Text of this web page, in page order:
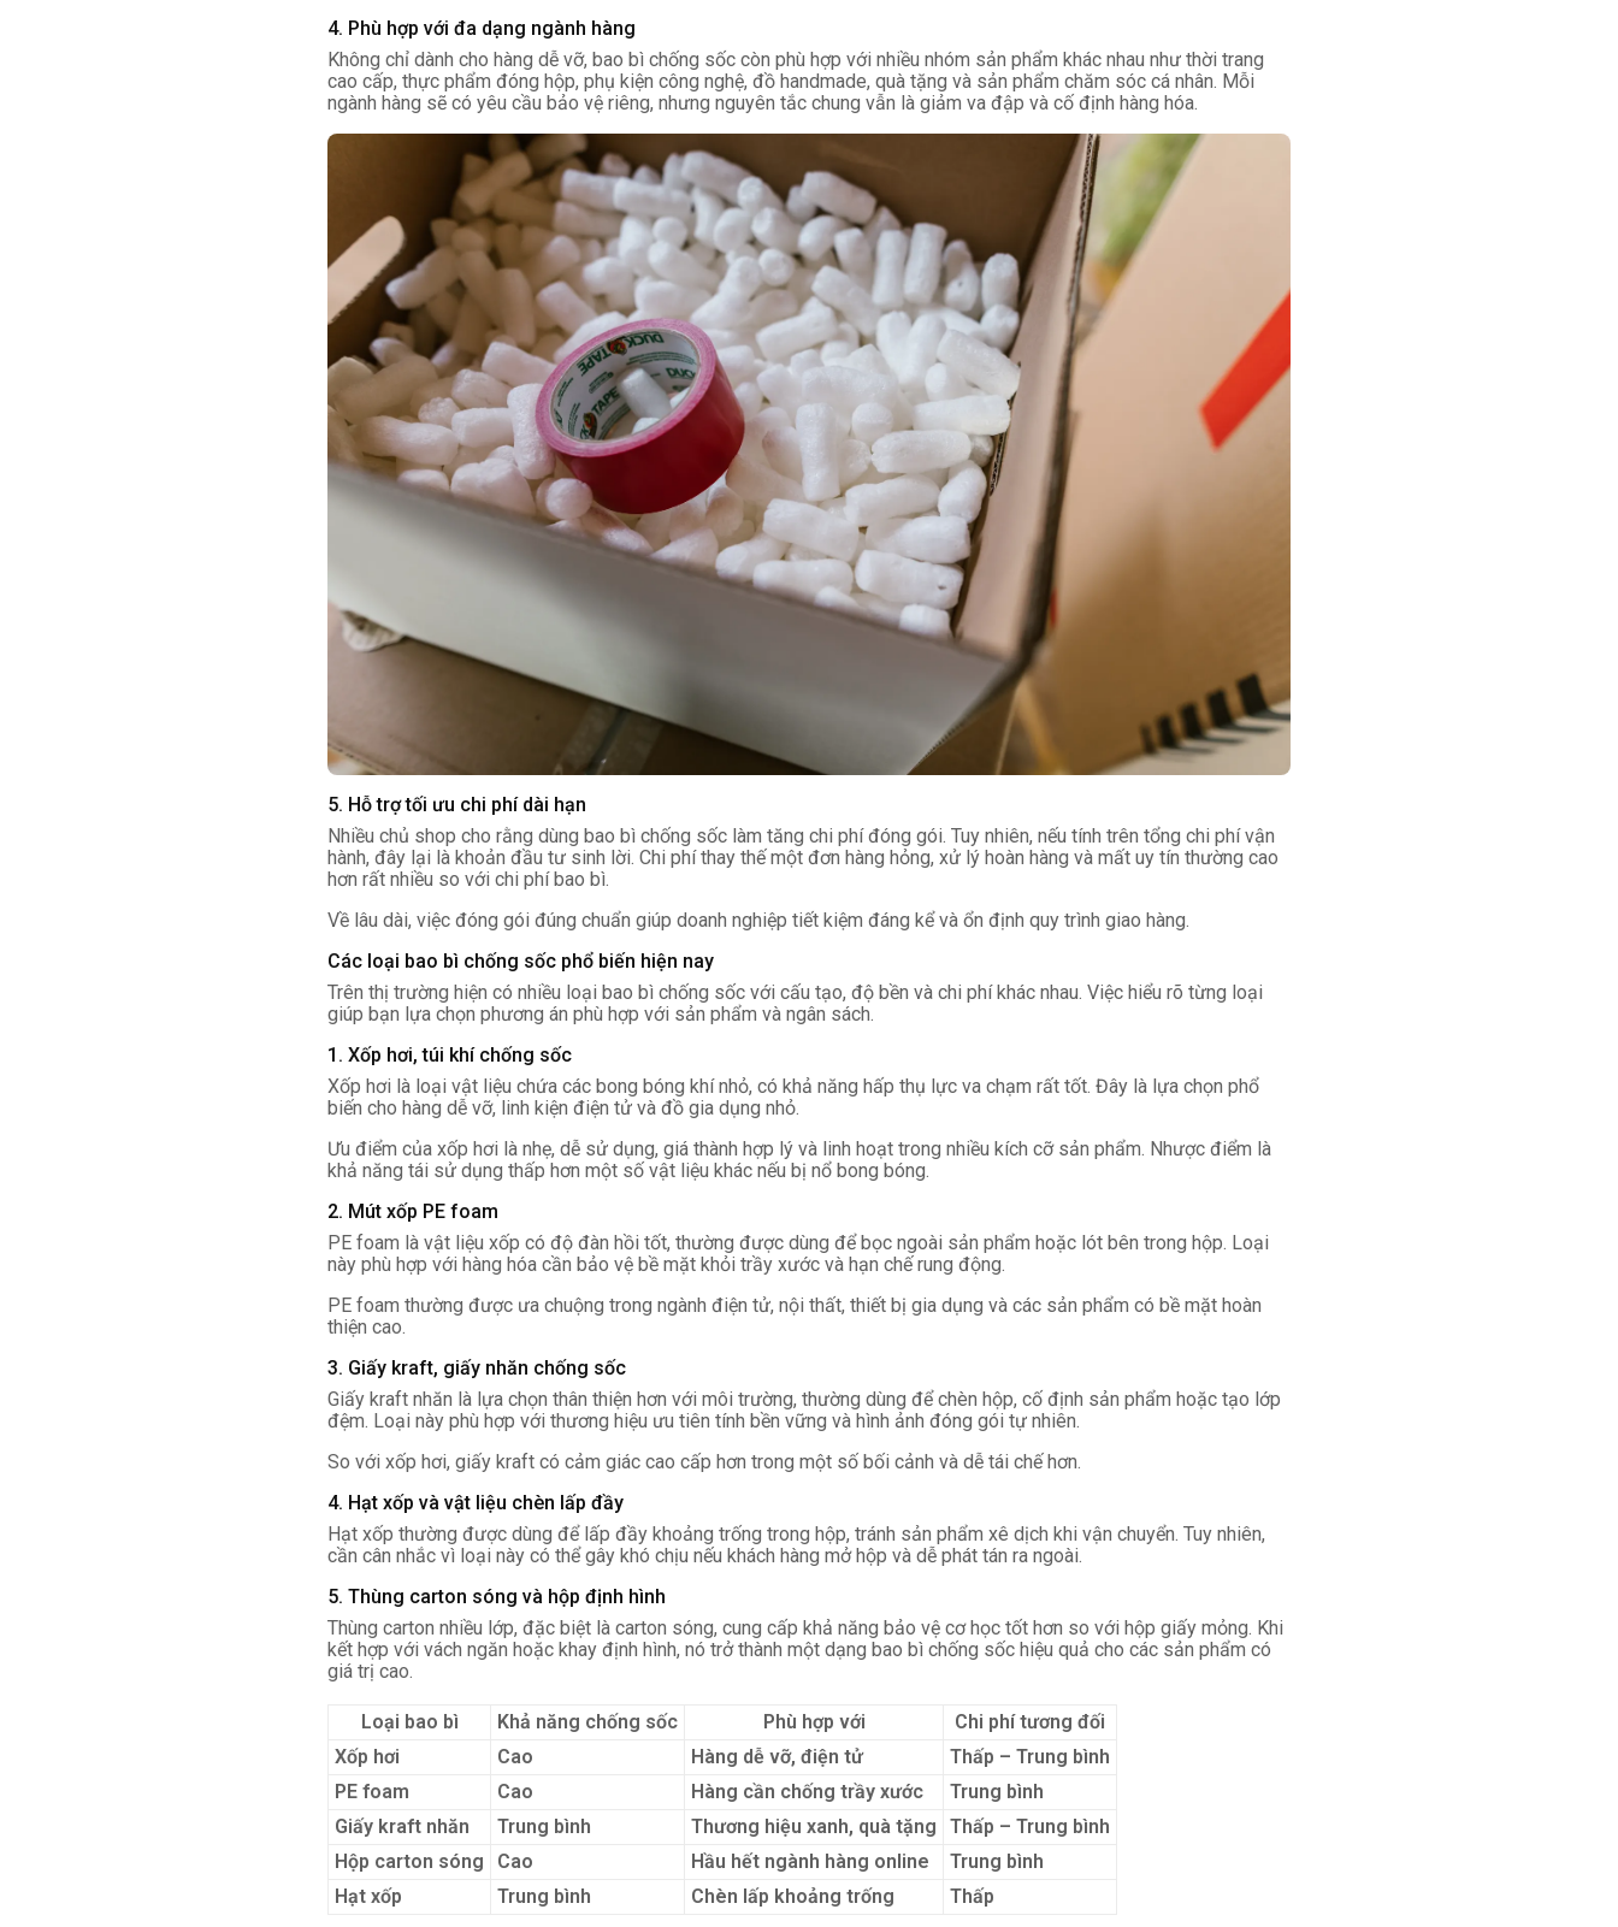
4. Phù hợp với đa dạng ngành hàng
Không chỉ dành cho hàng dễ vỡ, bao bì chống sốc còn phù hợp với nhiều nhóm sản phẩm khác nhau như thời trang
cao cấp, thực phẩm đóng hộp, phụ kiện công nghệ, đồ handmade, quà tặng và sản phẩm chăm sóc cá nhân. Mỗi
ngành hàng sẽ có yêu cầu bảo vệ riêng, nhưng nguyên tắc chung vẫn là giảm va đập và cố định hàng hóa.
5. Hỗ trợ tối ưu chi phí dài hạn
Nhiều chủ shop cho rằng dùng bao bì chống sốc làm tăng chi phí đóng gói. Tuy nhiên, nếu tính trên tổng chi phí vận
hành, đây lại là khoản đầu tư sinh lời. Chi phí thay thế một đơn hàng hỏng, xử lý hoàn hàng và mất uy tín thường cao
hơn rất nhiều so với chi phí bao bì.
Về lâu dài, việc đóng gói đúng chuẩn giúp doanh nghiệp tiết kiệm đáng kể và ổn định quy trình giao hàng.
Các loại bao bì chống sốc phổ biến hiện nay
Trên thị trường hiện có nhiều loại bao bì chống sốc với cấu tạo, độ bền và chi phí khác nhau. Việc hiểu rõ từng loại
giúp bạn lựa chọn phương án phù hợp với sản phẩm và ngân sách.
1. Xốp hơi, túi khí chống sốc
Xốp hơi là loại vật liệu chứa các bong bóng khí nhỏ, có khả năng hấp thụ lực va chạm rất tốt. Đây là lựa chọn phổ
biến cho hàng dễ vỡ, linh kiện điện tử và đồ gia dụng nhỏ.
Ưu điểm của xốp hơi là nhẹ, dễ sử dụng, giá thành hợp lý và linh hoạt trong nhiều kích cỡ sản phẩm. Nhược điểm là
khả năng tái sử dụng thấp hơn một số vật liệu khác nếu bị nổ bong bóng.
2. Mút xốp PE foam
PE foam là vật liệu xốp có độ đàn hồi tốt, thường được dùng để bọc ngoài sản phẩm hoặc lót bên trong hộp. Loại
này phù hợp với hàng hóa cần bảo vệ bề mặt khỏi trầy xước và hạn chế rung động.
PE foam thường được ưa chuộng trong ngành điện tử, nội thất, thiết bị gia dụng và các sản phẩm có bề mặt hoàn
thiện cao.
3. Giấy kraft, giấy nhăn chống sốc
Giấy kraft nhăn là lựa chọn thân thiện hơn với môi trường, thường dùng để chèn hộp, cố định sản phẩm hoặc tạo lớp
đệm. Loại này phù hợp với thương hiệu ưu tiên tính bền vững và hình ảnh đóng gói tự nhiên.
So với xốp hơi, giấy kraft có cảm giác cao cấp hơn trong một số bối cảnh và dễ tái chế hơn.
4. Hạt xốp và vật liệu chèn lấp đầy
Hạt xốp thường được dùng để lấp đầy khoảng trống trong hộp, tránh sản phẩm xê dịch khi vận chuyển. Tuy nhiên,
cần cân nhắc vì loại này có thể gây khó chịu nếu khách hàng mở hộp và dễ phát tán ra ngoài.
5. Thùng carton sóng và hộp định hình
Thùng carton nhiều lớp, đặc biệt là carton sóng, cung cấp khả năng bảo vệ cơ học tốt hơn so với hộp giấy mỏng. Khi
kết hợp với vách ngăn hoặc khay định hình, nó trở thành một dạng bao bì chống sốc hiệu quả cho các sản phẩm có
giá trị cao.
Loại bao bì Khả năng chống sốc Phù hợp với
Chi phí tương đối
Xốp hơi
Cao Hàng dễ vỡ, điện tử
Thấp – Trung bình
PE foam
Cao Hàng cần chống trầy xước
Trung bình
Giấy kraft nhăn
Trung bình Thương hiệu xanh, quà tặng
Thấp – Trung bình
Hộp carton sóng
Cao Hầu hết ngành hàng online
Trung bình
Hạt xốp
Trung bình Chèn lấp khoảng trống Thấp